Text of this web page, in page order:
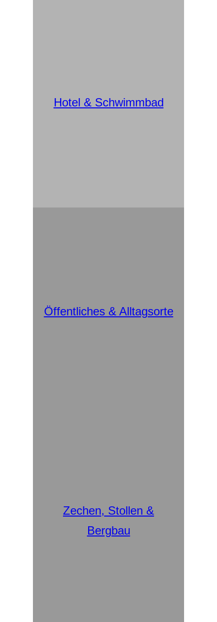
Hotel & Schwimmbad
Öffentliches & Alltagsorte
Zechen, Stollen &
Bergbau